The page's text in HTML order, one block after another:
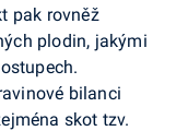
pak rovněž
plodin, jakými
bilanci
skot tzv.